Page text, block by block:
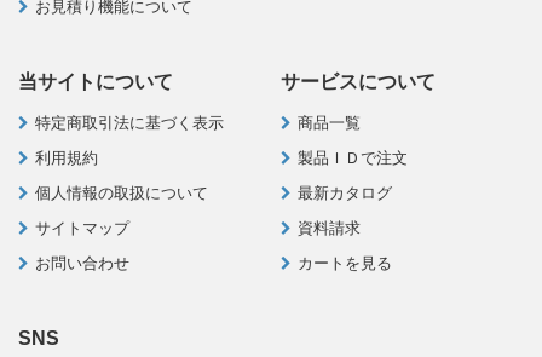
お見積り機能について
当サイトについて
特定商取引法に基づく表示
利用規約
個人情報の取扱について
サイトマップ
お問い合わせ
サービスについて
商品一覧
製品ＩＤで注文
最新カタログ
資料請求
カートを見る
SNS